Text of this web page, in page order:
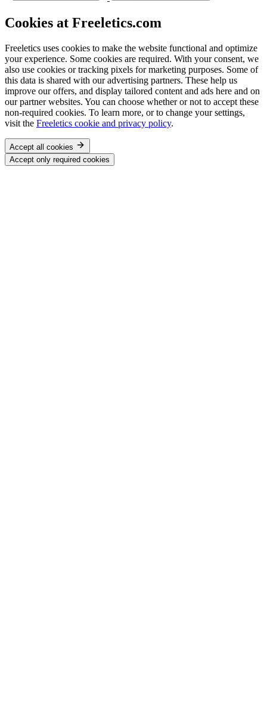
Cookies at Freeletics.com
Freeletics uses cookies to make the website functional and optimize
your experience. Some cookies are required. With your consent, we
also use cookies or tracking pixels for marketing purposes. Some of
this data is shared with our advertising partners. These help us
improve our offers, and display tailored content and ads here and on
our partner websites. You can choose whether or not to accept these
non-required cookies. To learn more, or to change your settings,
visit the Freeletics cookie and privacy policy.
Accept all cookies
Accept only required cookies